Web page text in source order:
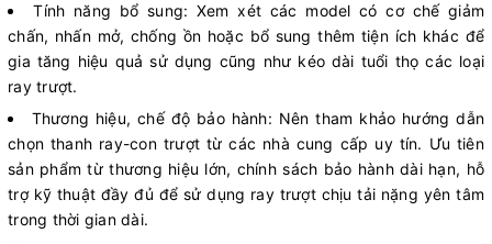
Tính năng bổ sung: Xem xét các model có cơ chế giảm
chấn, nhấn mở, chống ồn hoặc bổ sung thêm tiện ích khác để
gia tăng hiệu quả sử dụng cũng như kéo dài tuổi thọ các loại
ray trượt.
Thương hiệu, chế độ bảo hành: Nên tham khảo hướng dẫn
chọn thanh ray-con trượt từ các nhà cung cấp uy tín. Ưu tiên
sản phẩm từ thương hiệu lớn, chính sách bảo hành dài hạn, hỗ
trợ kỹ thuật đầy đủ để sử dụng ray trượt chịu tải nặng yên tâm
trong thời gian dài.